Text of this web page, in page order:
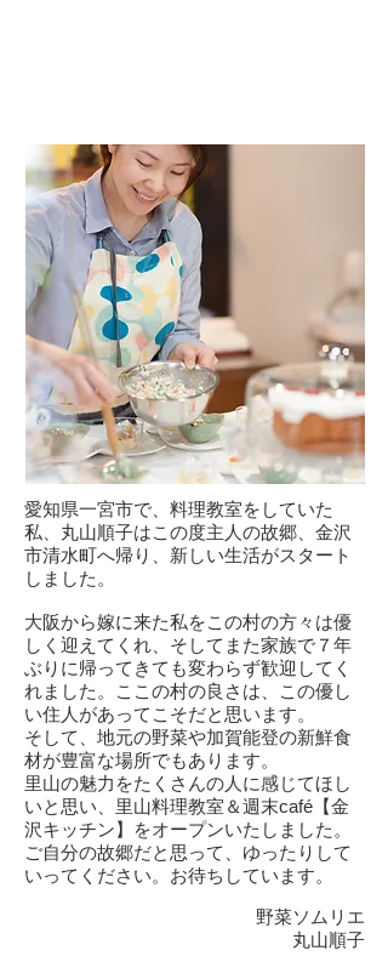
愛知県一宮市で、料理教室をしていた
私、丸山順子はこの度主人の故郷、金沢
市清水町へ帰り、新しい生活がスタート
しました。
大阪から嫁に来た私をこの村の方々は優
しく迎えてくれ、そしてまた家族で７年
ぶりに帰ってきても変わらず歓迎してく
れました。ここの村の良さは、この優し
い住人があってこそだと思います。
そして、地元の野菜や加賀能登の新鮮食
材が豊富な場所でもあります。
里山の魅力をたくさんの人に感じてほし
いと思い、里山料理教室＆週末café【金
沢キッチン】をオープンいたしました。
ご自分の故郷だと思って、ゆったりして
いってください。お待ちしています。
野菜ソムリエ
丸山順子